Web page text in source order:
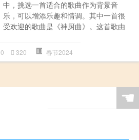
中，挑选一首适合的歌曲作为背景音
乐，可以增添乐趣和情调。其中一首很
受欢迎的歌曲是《神厨曲》。这首歌由
0 320 春节2024
☚